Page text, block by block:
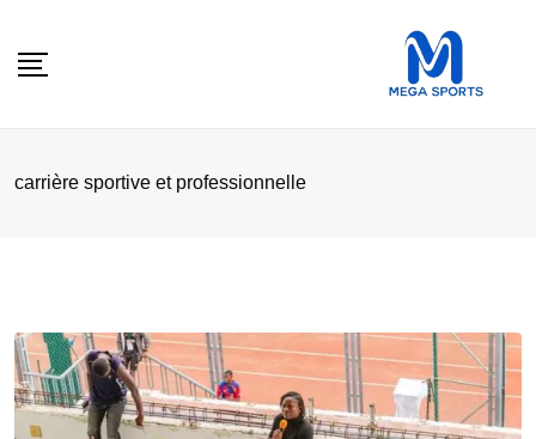
carrière sportive et professionnelle